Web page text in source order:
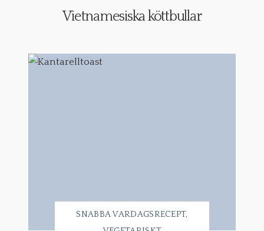
Vietnamesiska köttbullar
SNABBA VARDAGSRECEPT